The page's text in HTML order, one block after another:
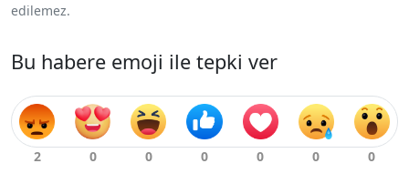
edilemez.
Bu habere emoji ile tepki ver